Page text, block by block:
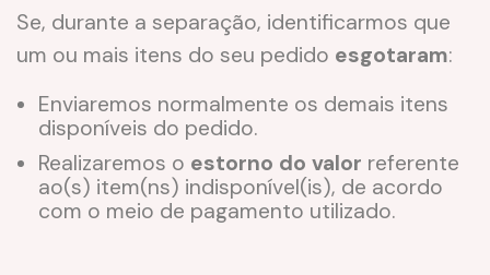
Se, durante a separação, identificarmos que
um ou mais itens do seu pedido esgotaram:
Enviaremos normalmente os demais itens
disponíveis do pedido.
Realizaremos o estorno do valor referente
ao(s) item(ns) indisponível(is), de acordo
com o meio de pagamento utilizado.